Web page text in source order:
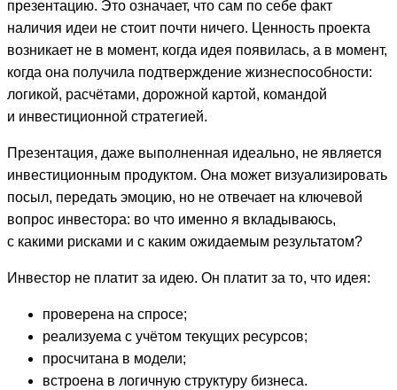
презентацию. Это означает, что сам по себе факт
наличия идеи не стоит почти ничего. Ценность проекта
возникает не в момент, когда идея появилась, а в момент,
когда она получила подтверждение жизнеспособности:
логикой, расчётами, дорожной картой, командой
и инвестиционной стратегией.
Презентация, даже выполненная идеально, не является
инвестиционным продуктом. Она может визуализировать
посыл, передать эмоцию, но не отвечает на ключевой
вопрос инвестора: во что именно я вкладываюсь,
с какими рисками и с каким ожидаемым результатом?
Инвестор не платит за идею. Он платит за то, что идея:
проверена на спросе;
реализуема с учётом текущих ресурсов;
просчитана в модели;
встроена в логичную структуру бизнеса.